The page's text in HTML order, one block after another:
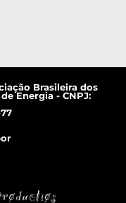
Brasileira dos
Energia - CNPJ: